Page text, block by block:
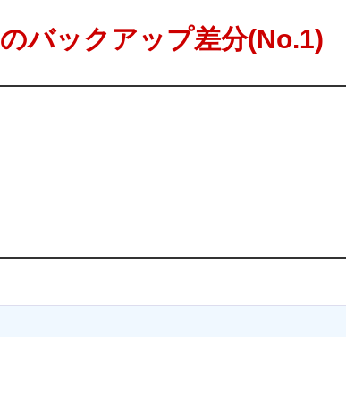
のバックアップ差分(No.1)